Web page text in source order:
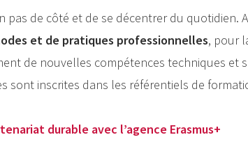
pas de côté et de se décentrer du quotidien.
et de pratiques professionnelles, pour
de nouvelles compétences techniques et
sont inscrites dans les référentiels de
durable avec l’agence Erasmus+